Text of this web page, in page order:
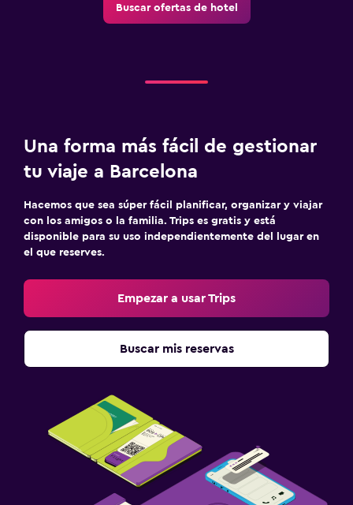
Buscar ofertas de hotel
Una forma más fácil de gestionar
tu viaje a Barcelona
Hacemos que sea súper fácil planificar, organizar y viajar
con los amigos o la familia. Trips es gratis y está
disponible para su uso independientemente del lugar en
el que reserves.
Empezar a usar Trips
Buscar mis reservas